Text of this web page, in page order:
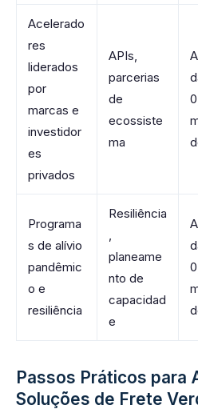
Acelerado
res
liderados
por
marcas e
investidor
es
privados
APIs,
parcerias
de
ecossiste
ma
Programa
s de alívio
pandêmic
o e
resiliência
Resiliência
,
planeame
nto de
capacidad
e
Passos Práticos para
Soluções de Frete